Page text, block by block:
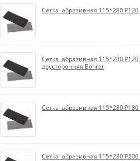
Сетка абразивная 115*280 P120
Сетка абразивная 115*280 P120
двусторонняя Bohrer
Сетка абразивная 115*280 P180
Сетка абразивная 115*280 P200